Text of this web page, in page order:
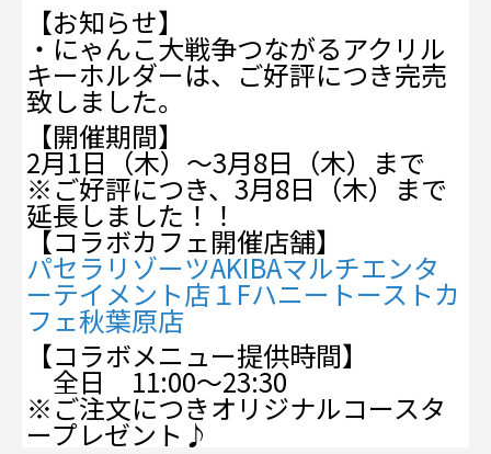
【お知らせ】
・にゃんこ大戦争つながるアクリル
キーホルダーは、ご好評につき完売
致しました。
【開催期間】
2月1日（木）～3月8日（木）まで
※ご好評につき、3月8日（木）まで
延長しました！！
【コラボカフェ開催店舗】
パセラリゾーツAKIBAマルチエンタ
ーテイメント店１Fハニートーストカ
フェ秋葉原店
【コラボメニュー提供時間】
全日 11:00～23:30
※ご注文につきオリジナルコースタ
ープレゼント♪